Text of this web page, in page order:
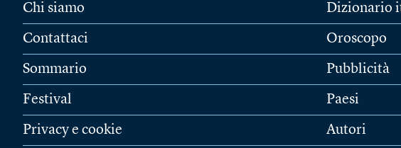
Chi siamo
Contattaci
Sommario
Festival
Privacy e cookie
Dizionario
Oroscopo
Pubblicità
Paesi
Autori